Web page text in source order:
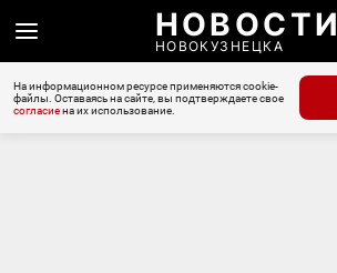
НОВОСТИ
НОВОКУЗНЕЦКА
На информационном ресурсе применяются cookie-
файлы. Оставаясь на сайте, вы подтверждаете свое
согласиена их использование.